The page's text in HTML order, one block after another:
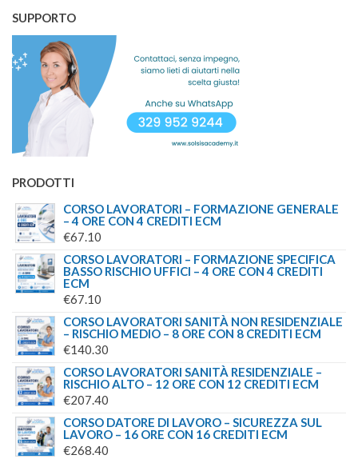
SUPPORTO
PRODOTTI
CORSO LAVORATORI – FORMAZIONE GENERALE
– 4 ORE CON 4 CREDITI ECM
€67.10
CORSO LAVORATORI – FORMAZIONE SPECIFICA
BASSO RISCHIO UFFICI – 4 ORE CON 4 CREDITI
ECM
€67.10
CORSO LAVORATORI SANITÀ NON RESIDENZIALE
– RISCHIO MEDIO – 8 ORE CON 8 CREDITI ECM
€140.30
CORSO LAVORATORI SANITÀ RESIDENZIALE –
RISCHIO ALTO – 12 ORE CON 12 CREDITI ECM
€207.40
CORSO DATORE DI LAVORO – SICUREZZA SUL
LAVORO – 16 ORE CON 16 CREDITI ECM
€268.40